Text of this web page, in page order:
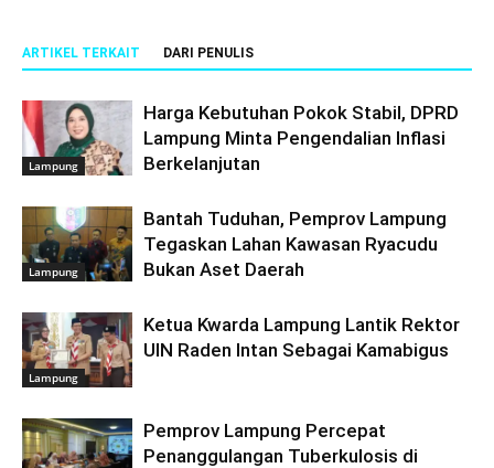
ARTIKEL TERKAIT DARI PENULIS
Lampung
Harga Kebutuhan Pokok Stabil, DPRD
Lampung Minta Pengendalian Inflasi
Berkelanjutan
Lampung
Bantah Tuduhan, Pemprov Lampung
Tegaskan Lahan Kawasan Ryacudu
Bukan Aset Daerah
Lampung
Ketua Kwarda Lampung Lantik Rektor
UIN Raden Intan Sebagai Kamabigus
Pemprov Lampung Percepat
Penanggulangan Tuberkulosis di